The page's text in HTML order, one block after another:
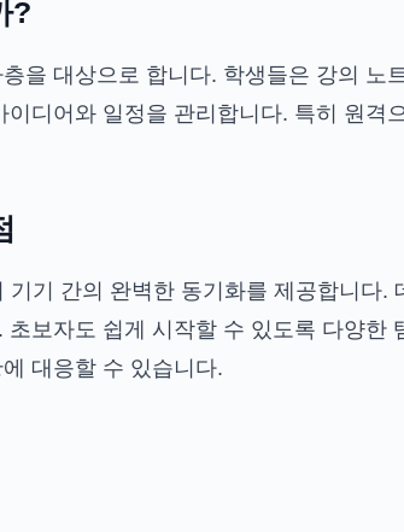
?
을 대상으로 합니다. 학생들은 강의
디어와 일정을 관리합니다. 특히 원
기기 간의 완벽한 동기화를 제공합니다
보자도 쉽게 시작할 수 있도록 다양
대응할 수 있습니다.